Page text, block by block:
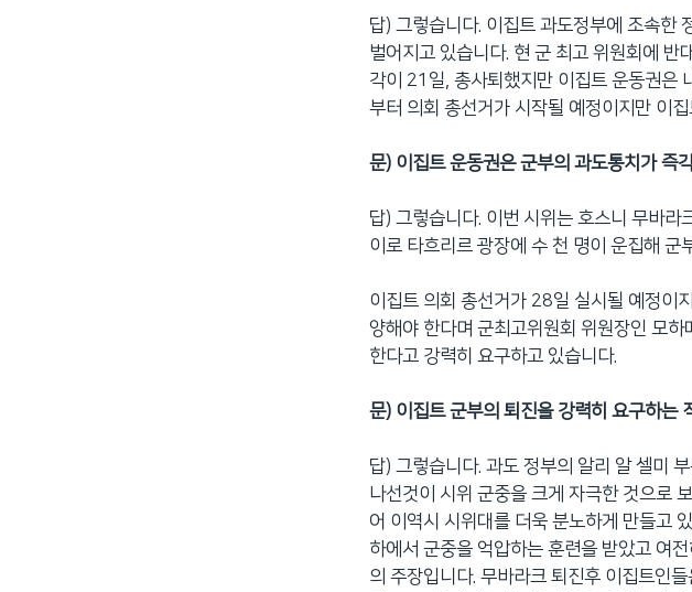
답) 그렇습니다. 이집트 과도정부에 조속한
벌어지고 있습니다. 현 군 최고 위원회에 반
각이 21일, 총사퇴했지만 이집트 운동권은
부터 의회 총선거가 시작될 예정이지만 이
문) 이집트 운동권은 군부의 과도통치가 즉
답) 그렇습니다. 이번 시위는 호스니 무바
이로 타흐리르 광장에 수 천 명이 운집해 군
이집트 의회 총선거가 28일 실시될 예정이
양해야 한다며 군최고위원회 위원장인 모
한다고 강력히 요구하고 있습니다.
문) 이집트 군부의 퇴진을 강력히 요구하는
답) 그렇습니다. 과도 정부의 알리 알 셀미
나선것이 시위 군중을 크게 자극한 것으로
어 이역시 시위대를 더욱 분노하게 만들고
하에서 군중을 억압하는 훈련을 받았고 여
의 주장입니다. 무바라크 퇴진후 이집트인